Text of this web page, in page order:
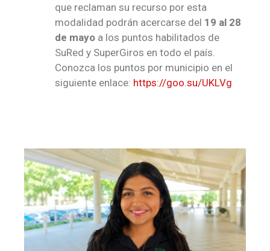
que reclaman su recurso por esta
modalidad podrán acercarse del 19 al 28
de mayo a los puntos habilitados de
SuRed y SuperGiros en todo el país.
Conozca los puntos por municipio en el
siguiente enlace: https://goo.su/UKLVg